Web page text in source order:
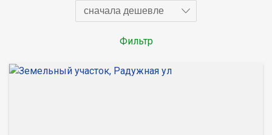
сначала дешевле
Фильтр